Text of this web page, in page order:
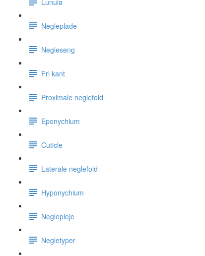
Negleplade
Negleseng
Fri kant
Proximale neglefold
Eponychium
Cuticle
Laterale neglefold
Hyponychium
Neglepleje
Negletyper